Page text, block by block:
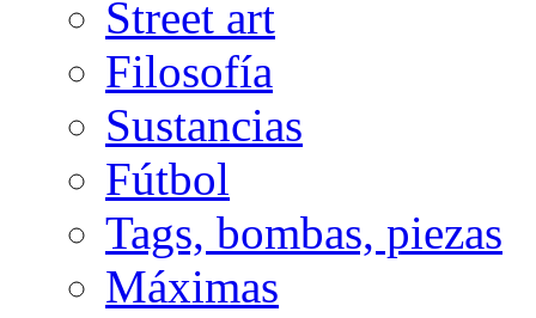
Street art
Filosofía
Sustancias
Fútbol
Tags, bombas, piezas
Máximas